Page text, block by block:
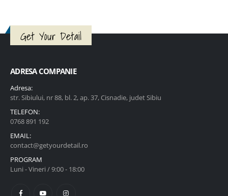
Get Your Detail
ADRESA COMPANIE
Adresa:
str. Sibiului, nr 88, bl. 2, ap. 37, Cisnadie, judet Sibiu
TELEFON:
0768 891 192
EMAIL:
contact@getyourdetail.ro
PROGRAM
Luni - Vineri / 9:00 - 18:00